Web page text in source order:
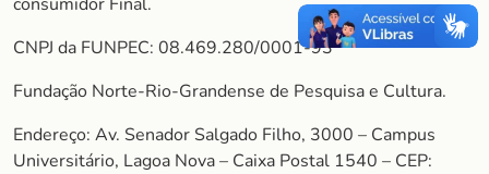
CNPJ da FUNPEC: 08.469.280/0001-93
Fundação Norte-Rio-Grandense de Pesquisa e Cultura.
Endereço: Av. Senador Salgado Filho, 3000 – Campus
Universitário, Lagoa Nova – Caixa Postal 1540 – CEP: